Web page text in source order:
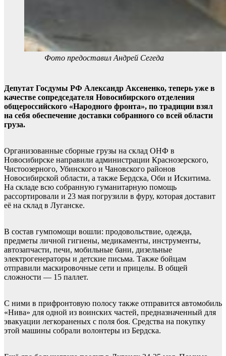
Фото предоставил Андрей Сегеда
Депутат Госдумы РФ Александр Аксененко, теперь уже в
качестве сопредседателя Новосибирского отделения
общероссийского «Народного фронта», по традиции взял
на себя обеспечение доставки собранного со всей области
груза.
Организованные сборные грузы на склад ОНФ в
Новосибирске направили администрации Краснозерского,
Чистоозерного, Убинского и Чановского районов
Новосибирской области, а также Бердска, Оби и Искитима.
На складе всю собранную гуманитарную помощь
рассортировали и 23 мая погрузили в фуру, которая доставит
её на склад в Луганске.
В состав гумпомощи вошли: продовольствие, одежда,
предметы личной гигиены, медикаменты, инструменты,
автозапчасти, печи, мобильные бани, дизельные
электрогенераторы и детские письма. Также бойцам
отправили маскировочные сети и прицелы. В общей
сложности — 15 паллет.
С ними в прифронтовую полосу также отправится автомобиль
«Нива» для одной из воинских частей, предназначенный для
эвакуации легкораненых с поля боя. Средства на покупку
этой машины собрали волонтеры из Бердска.